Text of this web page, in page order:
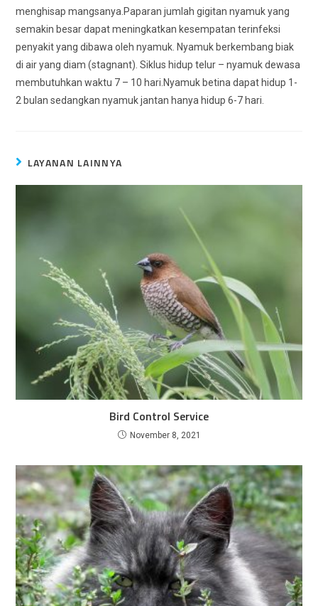
menghisap mangsanya.Paparan jumlah gigitan nyamuk yang
semakin besar dapat meningkatkan kesempatan terinfeksi
penyakit yang dibawa oleh nyamuk. Nyamuk berkembang biak
di air yang diam (stagnant). Siklus hidup telur – nyamuk dewasa
membutuhkan waktu 7 – 10 hari.Nyamuk betina dapat hidup 1-
2 bulan sedangkan nyamuk jantan hanya hidup 6-7 hari.
LAYANAN LAINNYA
Bird Control Service
November 8, 2021